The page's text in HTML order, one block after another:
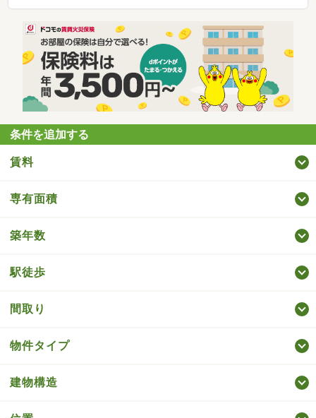
条件を追加する
賃料
専有面積
築年数
駅徒歩
間取り
物件タイプ
建物構造